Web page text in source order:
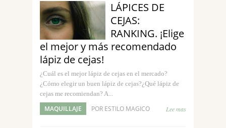
LÁPICES DE
CEJAS:
RANKING. ¡Elige
el mejor y más recomendado
lápiz de cejas!
¿Cuál es el mejor lápiz de cejas en el mercado?
¿Cómo elegir un buen lápiz de cejas?¿Qué lápiz de
cejas me recomiendan? A...
MAQUILLAJE POR ESTILO MAGICO Lee mas